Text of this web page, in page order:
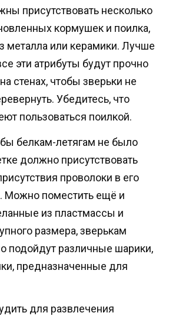
присутствовать несколько
кормушек и поилка,
металла или керамики. Лучше
эти атрибуты будут прочно
стенах, чтобы зверьки не
Убедитесь, что
пользоваться поилкой.
белкам-летягам не было
должно присутствовать
проволоки в его
Можно поместить ещё и
из пластмассы и
размера, зверькам
подойдут различные шарики,
предназначенные для
для развлечения